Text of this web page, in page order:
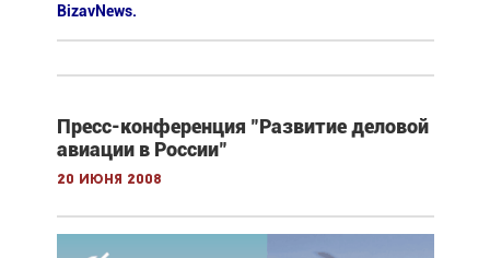
BizavNews.
Пресс-конференция "Развитие деловой
авиации в России"
20 июня 2008